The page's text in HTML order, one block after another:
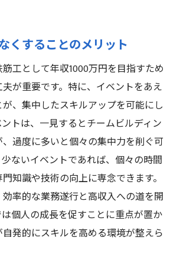
くすることのメリット
工として年収1000万円を目指すため
が重要です。特に、イベントをあえ
、集中したスキルアップを可能にし
トは、一見するとチームビルディン
過度に多いと個々の集中力を削ぐ可
ないイベントであれば、個々の時間
知識や技術の向上に専念できます。
率的な業務遂行と高収入への道を開
個人の成長を促すことに重点が置か
発的にスキルを高める環境が整えら